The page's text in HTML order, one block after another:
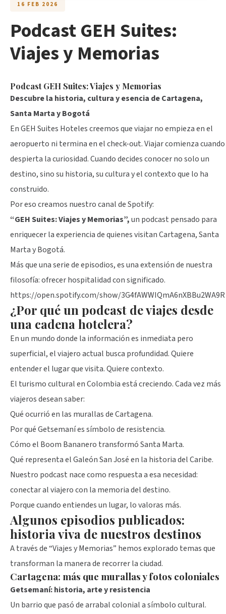
16 FEB 2026
Podcast GEH Suites:
Viajes y Memorias
Podcast GEH Suites: Viajes y Memorias
Descubre la historia, cultura y esencia de Cartagena,
Santa Marta y Bogotá
En GEH Suites Hoteles creemos que viajar no empieza en el
aeropuerto ni termina en el check-out. Viajar comienza cuando
despierta la curiosidad. Cuando decides conocer no solo un
destino, sino su historia, su cultura y el contexto que lo ha
construido.
Por eso creamos nuestro canal de Spotify:
“GEH Suites: Viajes y Memorias”,un podcast pensado para
enriquecer la experiencia de quienes visitan Cartagena, Santa
Marta y Bogotá.
Más que una serie de episodios, es una extensión de nuestra
filosofía: ofrecer hospitalidad con significado.
https://open.spotify.com/show/3G4fAWWIQmA6nXBBu2WA9R
¿Por qué un podcast de viajes desde
una cadena hotelera?
En un mundo donde la información es inmediata pero
superficial, el viajero actual busca profundidad. Quiere
entender el lugar que visita. Quiere contexto.
El turismo cultural en Colombia está creciendo. Cada vez más
viajeros desean saber:
Qué ocurrió en las murallas de Cartagena.
Por qué Getsemaní es símbolo de resistencia.
Cómo el Boom Bananero transformó Santa Marta.
Qué representa el Galeón San José en la historia del Caribe.
Nuestro podcast nace como respuesta a esa necesidad:
conectar al viajero con la memoria del destino.
Porque cuando entiendes un lugar, lo valoras más.
Algunos episodios publicados:
historia viva de nuestros destinos
A través de “Viajes y Memorias” hemos explorado temas que
transforman la manera de recorrer la ciudad.
Cartagena: más que murallas y fotos coloniales
Getsemaní: historia, arte y resistencia
Un barrio que pasó de arrabal colonial a símbolo cultural.